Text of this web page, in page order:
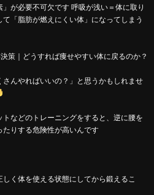
が必要不可欠です 呼吸が浅い＝体に取り
「脂肪が燃えにくい体」になってしまう
策｜どうすれば痩せやすい体に戻るのか？
さんやればいいの？」と思うかもしれませ
などのトレーニングをすると、逆に腰を
りする危険性が高いんです
く体を使える状態にしてから鍛えるこ